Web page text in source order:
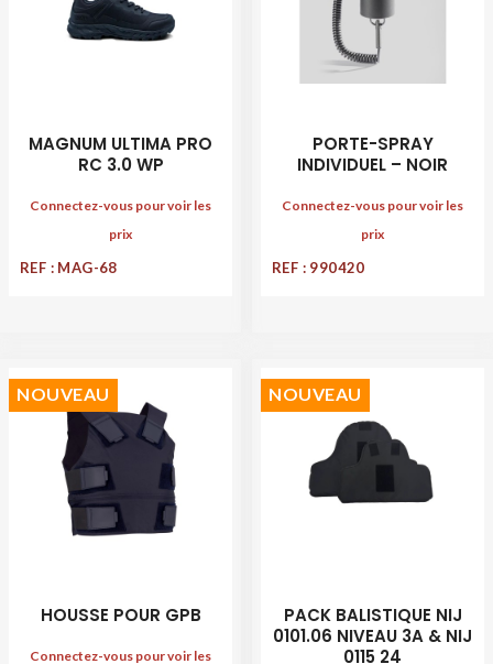
MAGNUM ULTIMA PRO
RC 3.0 WP
Connectez-vous pour voir les
prix
REF : MAG-68
PORTE-SPRAY
INDIVIDUEL – NOIR
Connectez-vous pour voir les
prix
REF : 990420
HOUSSE POUR GPB
Connectez-vous pour voir les
NOUVEAU
PACK BALISTIQUE NIJ
0101.06 NIVEAU 3A & NIJ
0115 24
NOUVEAU